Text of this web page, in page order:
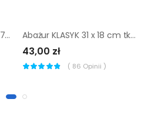
Abażur Juta 40 x 20 cm E27 Art Abażur Abażur KLASYK 31 x 18 cm tkanina kremowy E27
43,00 zł
( 86 Opinii )